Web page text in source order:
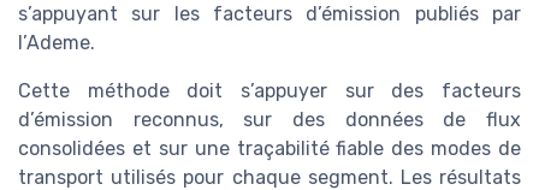
s’appuyant sur les facteurs d’émission publiés par
l’Ademe.
Cette méthode doit s’appuyer sur des facteurs
d’émission reconnus, sur des données de flux
consolidées et sur une traçabilité fiable des modes de
transport utilisés pour chaque segment. Les résultats